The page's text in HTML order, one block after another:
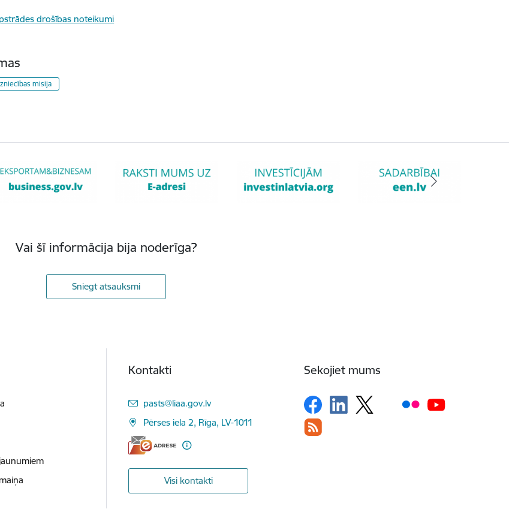
drošības noteikumi
misija
Vai šī informācija bija noderīga?
Sniegt atsauksmi
Kontakti
E-pasts:
pasts@liaa.gov.lv
Pērses iela 2, Rīga, LV-1011
Visi kontakti
Sekojiet mums